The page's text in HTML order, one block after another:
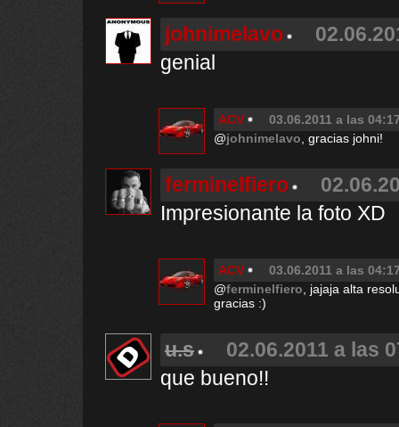
johnimelavo
genial
ACV
03.06.2011 a las
@johnimelavo , gracias johni!
ferminelfiero
Impresionante la foto XD
ACV
03.06.2011 a las
@ferminelfiero , jajaja alta
gracias :)
u.s
02.06.2011 a las
que bueno!!